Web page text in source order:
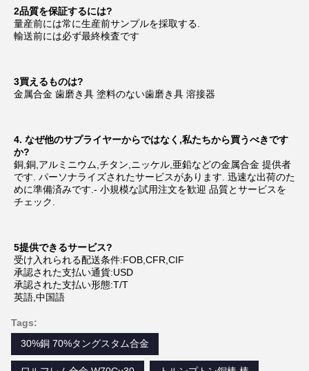
2品質を保証するには?
量産前には常に生産前サンプルを採取する.
輸送前には必ず最終検査です
3買えるものは?
金属合金 歯磨き具 塗料のない歯磨き具 溶接器
4. なぜ他のサプライヤーからではなく,私たちから買うべきです
か?
銅,銅,アルミニウム,チタン,ニッケル,亜鉛などの金属合金 提供者
です. パーソナライズされたサービスがあります. 迅速な出荷のた
めに準備済みです.- 小規模な試用注文を歓迎 品質とサービスを
チェック.
5提供できるサービス?
受け入れられる配送条件:FOB,CFR,CIF
承認された支払い通貨:USD
承認された支払い形態:T/T
英語,中国語
Tags:
30%銅 70%タングスタム合金